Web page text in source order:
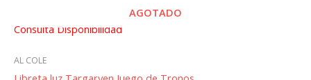
AGOTADO
Consulta Disponibilidad
AL COLE